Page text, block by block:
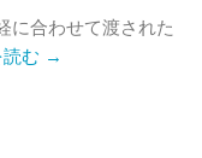
に合わせて渡された
む →